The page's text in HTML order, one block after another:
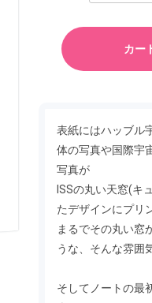
カー
表紙にはハッブル
体の写真や国際宇
写真が
ISSの丸い天窓(キ
たデザインにプリ
まるでその丸い窓
うな、そんな雰囲
そしてノートの最